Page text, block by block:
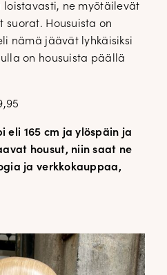
loistavasti, ne myötäilevät
Housuista on
nämä jäävät lyhkäisiksi
on housuista päällä
eli 165 cm ja ylöspäin ja
housut, niin saat ne
ja verkkokauppaa,